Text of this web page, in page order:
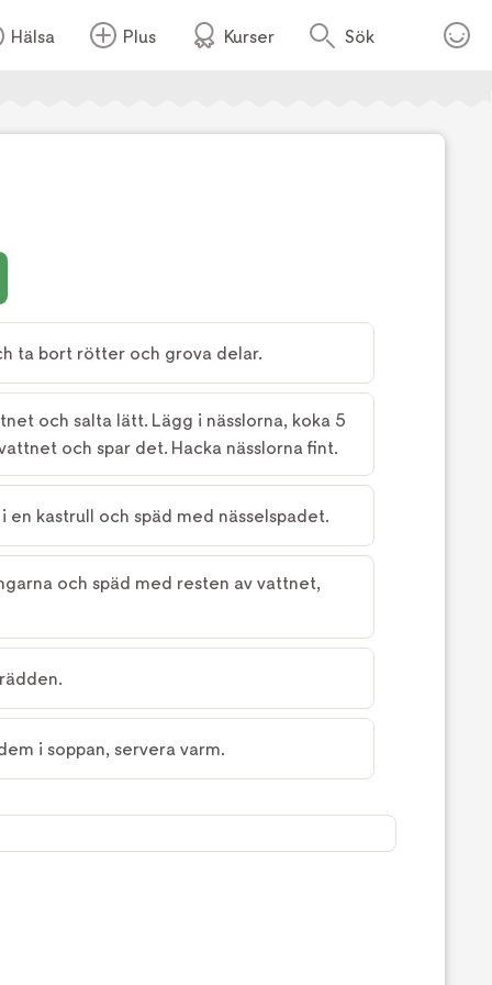
Hälsa Plus Kurser Sök
Foto:TV4
ta bort rötter och grova delar.
och salta lätt. Lägg i nässlorna, koka 5
och spar det. Hacka nässlorna fint.
en kastrull och späd med nässelspadet.
och späd med resten av vattnet,
i soppan, servera varm.